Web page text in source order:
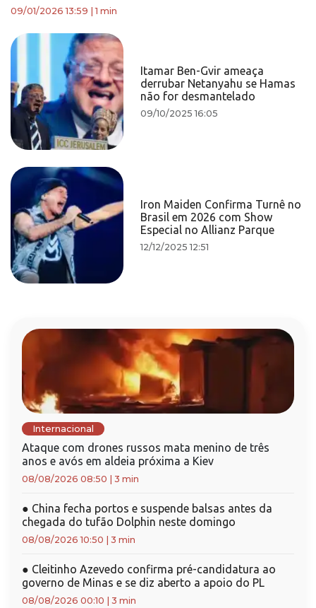
09/01/2026 13:59 |1 min
Itamar Ben-Gvir ameaça
derrubar Netanyahu se Hamas
não for desmantelado
09/10/2025 16:05
Iron Maiden Confirma Turnê no
Brasil em 2026 com Show
Especial no Allianz Parque
12/12/2025 12:51
Internacional
Ataque com drones russos mata menino de três
anos e avós em aldeia próxima a Kiev
08/08/2026 08:50 3 min
● China fecha portos e suspende balsas antes da
chegada do tufão Dolphin neste domingo
08/08/2026 10:50 3 min
● Cleitinho Azevedo confirma pré-candidatura ao
governo de Minas e se diz aberto a apoio do PL
08/08/2026 00:10 3 min